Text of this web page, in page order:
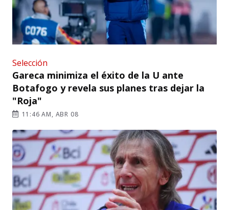
Selección
Gareca minimiza el éxito de la U ante
Botafogo y revela sus planes tras dejar la
"Roja"
11:46 AM, ABR 08